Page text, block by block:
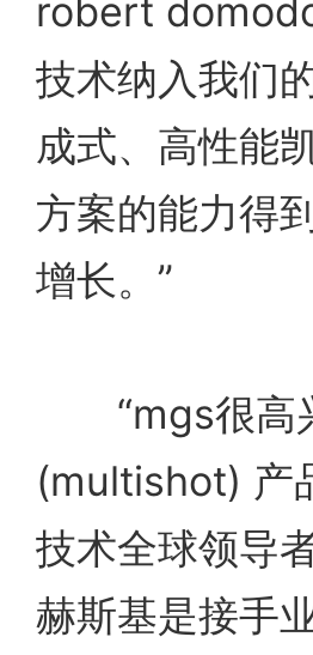
robert
技术纳入我们
成式、高性能
方案的能力得
增长。”
“mgs很高
(multishot) 产
技术全球领导
赫斯基是接手